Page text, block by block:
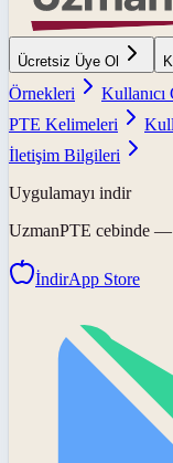
Ücretsiz Üye Ol
Örnekleri
Kullanıcı
PTE Kelimeleri
İletişim Bilgileri
Uygulamayı indir
UzmanPTE cebinde —
İndirApp Store